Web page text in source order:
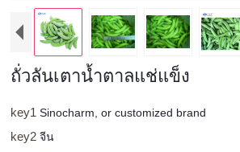
ถั่วลันเตาน้ำตาลแช่แข็ง
key1Sinocharm, or customized brand
key2จีน